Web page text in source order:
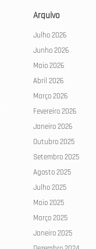
Arquivo
Julho 2026
Junho 2026
Maio 2026
Abril 2026
Março 2026
Fevereiro 2026
Janeiro 2026
Outubro 2025
Setembro 2025
Agosto 2025
Julho 2025
Maio 2025
Março 2025
Janeiro 2025